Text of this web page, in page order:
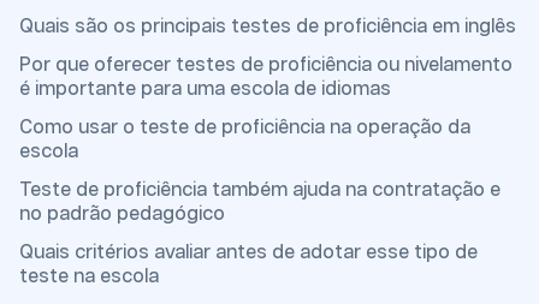
Quais são os principais testes de proficiência em inglês
Por que oferecer testes de proficiência ou nivelamento
é importante para uma escola de idiomas
Como usar o teste de proficiência na operação da
escola
Teste de proficiência também ajuda na contratação e
no padrão pedagógico
Quais critérios avaliar antes de adotar esse tipo de
teste na escola